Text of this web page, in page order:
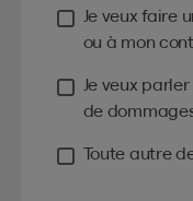
Je veux faire
ou à mon
Je veux
de
Toute autre